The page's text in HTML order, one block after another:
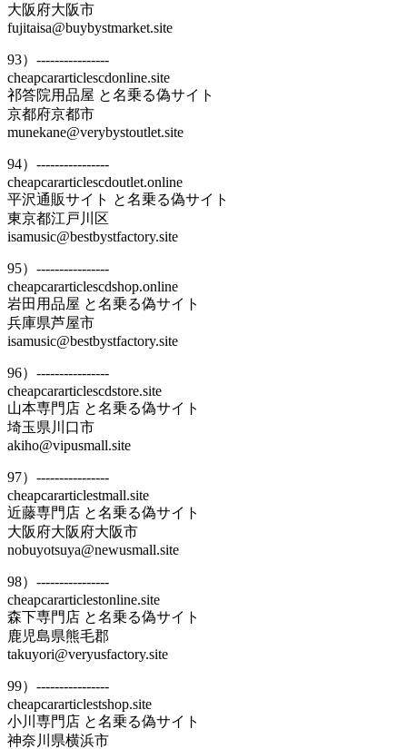
大阪府大阪市
fujitaisa@buybystmarket.site
93）----------------
cheapcararticlescdonline.site
祁答院用品屋 と名乗る偽サイト
京都府京都市
munekane@verybystoutlet.site
94）----------------
cheapcararticlescdoutlet.online
平沢通販サイト と名乗る偽サイト
東京都江戸川区
isamusic@bestbystfactory.site
95）----------------
cheapcararticlescdshop.online
岩田用品屋 と名乗る偽サイト
兵庫県芦屋市
isamusic@bestbystfactory.site
96）----------------
cheapcararticlescdstore.site
山本専門店 と名乗る偽サイト
埼玉県川口市
akiho@vipusmall.site
97）----------------
cheapcararticlestmall.site
近藤専門店 と名乗る偽サイト
大阪府大阪府大阪市
nobuyotsuya@newusmall.site
98）----------------
cheapcararticlestonline.site
森下専門店 と名乗る偽サイト
鹿児島県熊毛郡
takuyori@veryusfactory.site
99）----------------
cheapcararticlestshop.site
小川専門店 と名乗る偽サイト
神奈川県横浜市